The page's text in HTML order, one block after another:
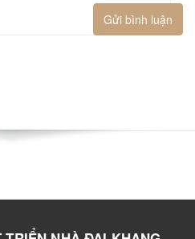
Gửi bình luận